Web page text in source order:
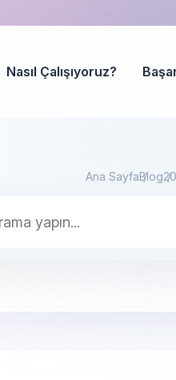
Nasıl Çalışıyoruz?
Ana SayfaBlog